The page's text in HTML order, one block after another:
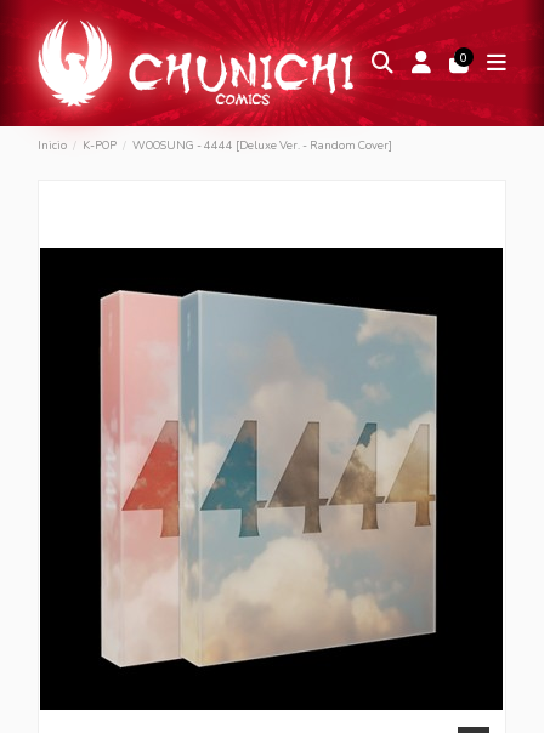
0
Inicio K-POP WOOSUNG - 4444 [Deluxe Ver. - Random Cover]